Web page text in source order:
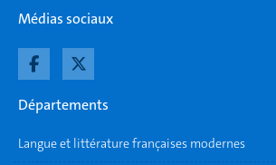
Médias sociaux
Départements
Langue et littérature françaises modernes